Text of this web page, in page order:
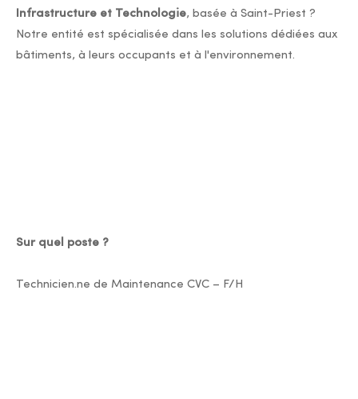
Infrastructure et Technologie, basée à Saint-Priest ?
Notre entité est spécialisée dans les solutions dédiées aux
bâtiments, à leurs occupants et à l'environnement.
Sur quel poste ?
Technicien.ne de Maintenance CVC – F/H